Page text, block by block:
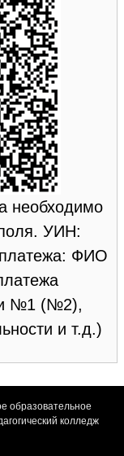
необходимо
УИН:
платежа: ФИО
№1 (№2),
и т.д.)
образовательное
колледж